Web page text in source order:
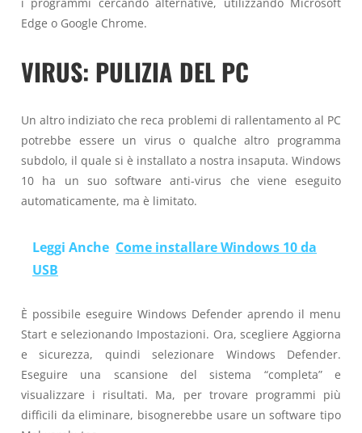
Edge o Google Chrome.
VIRUS: PULIZIA DEL PC
Un altro indiziato che reca problemi di rallentamento al PC
potrebbe essere un virus o qualche altro programma
subdolo, il quale si è installato a nostra insaputa. Windows
10 ha un suo software anti-virus che viene eseguito
automaticamente, ma è limitato.
Leggi Anche Come installare Windows 10 da
USB
È possibile eseguire Windows Defender aprendo il menu
Start e selezionando Impostazioni. Ora, scegliere Aggiorna
e sicurezza, quindi selezionare Windows Defender.
Eseguire una scansione del sistema “completa” e
visualizzare i risultati. Ma, per trovare programmi più
difficili da eliminare, bisognerebbe usare un software tipo